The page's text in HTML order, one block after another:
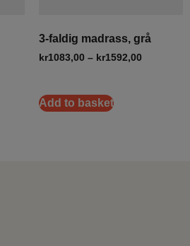
3-faldig madrass, grå
kr1083,00 – kr1592,00
Add to basket